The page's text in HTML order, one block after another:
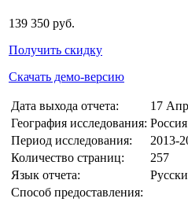
139 350 руб.
Получить скидку
Скачать демо-версию
Дата выхода отчета:
17
География исследования: Россия
Период исследования:
2013-
Количество страниц:
257
Язык отчета:
Способ предоставления: